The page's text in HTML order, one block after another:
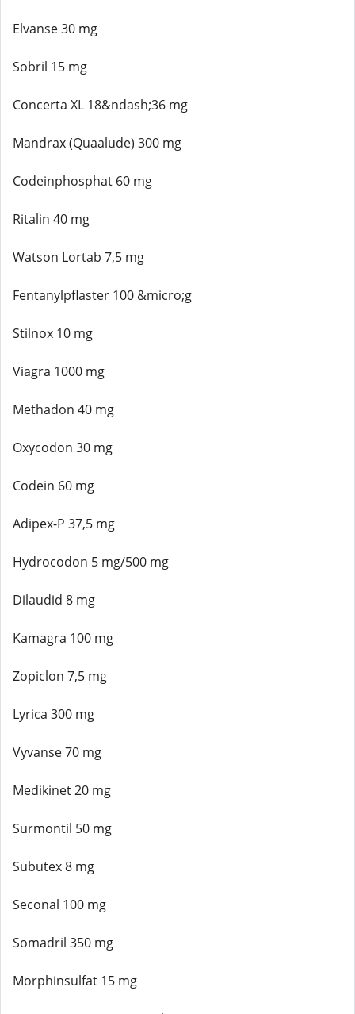
Elvanse 30 mg
Sobril 15 mg
Concerta XL 18&ndash;36 mg
Mandrax (Quaalude) 300 mg
Codeinphosphat 60 mg
Ritalin 40 mg
Watson Lortab 7,5 mg
Fentanylpflaster 100 &micro;g
Stilnox 10 mg
Viagra 1000 mg
Methadon 40 mg
Oxycodon 30 mg
Codein 60 mg
Adipex-P 37,5 mg
Hydrocodon 5 mg/500 mg
Dilaudid 8 mg
Kamagra 100 mg
Zopiclon 7,5 mg
Lyrica 300 mg
Vyvanse 70 mg
Medikinet 20 mg
Surmontil 50 mg
Subutex 8 mg
Seconal 100 mg
Somadril 350 mg
Morphinsulfat 15 mg